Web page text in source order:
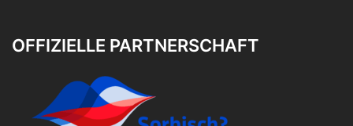
OFFIZIELLE PARTNERSCHAFT